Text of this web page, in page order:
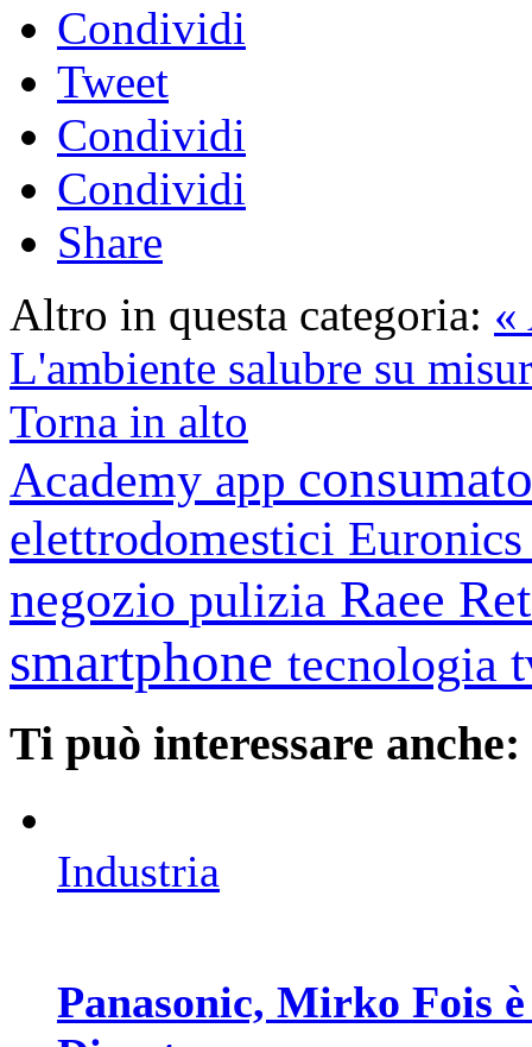
Condividi
Tweet
Condividi
Condividi
Share
Altro in questa categoria: «
L'ambiente salubre su
Torna in alto
Academy app
elettrodomestici
negozio pulizia Raee
smartphone tecnologia
Ti può interessare anche:
Industria
Panasonic, Mirko Fois